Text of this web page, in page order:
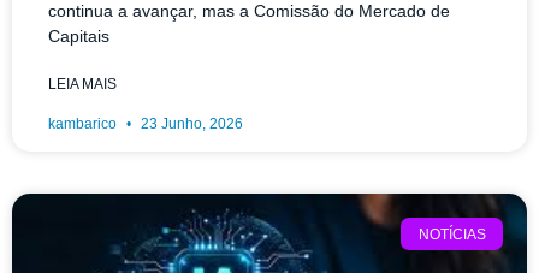
continua a avançar, mas a Comissão do Mercado de
Capitais
LEIA MAIS
kambarico 23 Junho, 2026
NOTÍCIAS